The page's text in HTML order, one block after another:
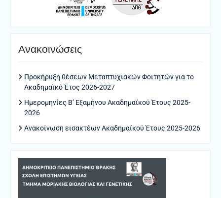
Ανακοινώσεις
Προκήρυξη θέσεων Μεταπτυχιακών Φοιτητών για το
Ακαδημαϊκό Έτος 2026-2027
Ημερομηνίες Β’ Εξαμήνου Ακαδημαϊκού Έτους 2025-
2026
Ανακοίνωση εισακτέων Ακαδημαϊκού Έτους 2025-2026